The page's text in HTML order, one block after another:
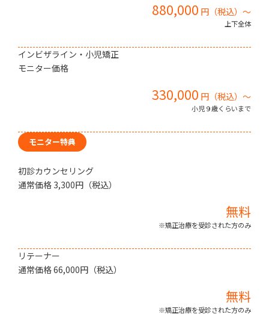
880,000 円（税込）〜
上下全体
インビザライン・小児矯正
モニター価格
330,000 円（税込）〜
小児９歳くらいまで
モニター特典
初診カウンセリング
通常価格 3,300円（税込）
無料
※矯正治療を受診された方のみ
リテーナー
通常価格 66,000円（税込）
無料
※矯正治療を受診された方のみ